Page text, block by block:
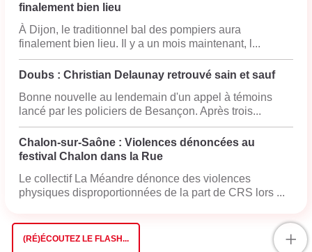
finalement bien lieu
À Dijon, le traditionnel bal des pompiers aura
finalement bien lieu. Il y a un mois maintenant, l...
Doubs : Christian Delaunay retrouvé sain et sauf
Bonne nouvelle au lendemain d'un appel à témoins
lancé par les policiers de Besançon. Après trois...
Chalon-sur-Saône : Violences dénoncées au
festival Chalon dans la Rue
Le collectif La Méandre dénonce des violences
physiques disproportionnées de la part de CRS lors ...
(RÉ)ÉCOUTEZ LE FLASH... +